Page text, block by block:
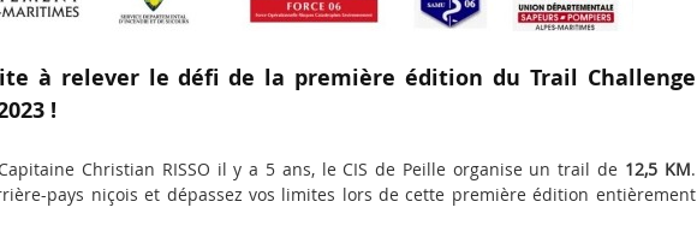
à relever le défi de la première édition du Trail Challenge
!
Christian RISSO il y a 5 ans, le CIS de Peille organise un trail de 12,5 KM.
pays niçois et dépassez vos limites lors de cette première édition entièrement